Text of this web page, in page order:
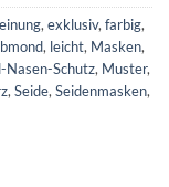
, exklusiv, farbig,
, leicht, Masken,
Nasen-Schutz, Muster,
, Seide, Seidenmasken,